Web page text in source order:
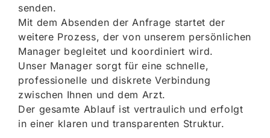
senden.
Mit dem Absenden der Anfrage startet der
weitere Prozess, der von unserem persönlichen
Manager begleitet und koordiniert wird.
Unser Manager sorgt für eine schnelle,
professionelle und diskrete Verbindung
zwischen Ihnen und dem Arzt.
Der gesamte Ablauf ist vertraulich und erfolgt
in einer klaren und transparenten Struktur.